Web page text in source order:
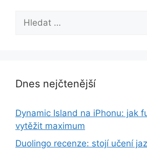
Hledat:
Dnes nejčtenější
Dynamic Island na iPhonu: jak
vytěžit maximum
Duolingo recenze: stojí učení